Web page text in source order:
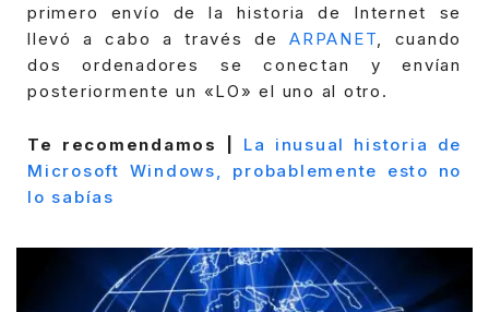
primero envío de la historia de Internet se
llevó a cabo a través deARPANET, cuando
dos ordenadores se conectan y envían
posteriormente un «LO» el uno al otro.
Te recomendamos | La inusual historia de
Microsoft Windows, probablemente esto no
lo sabías